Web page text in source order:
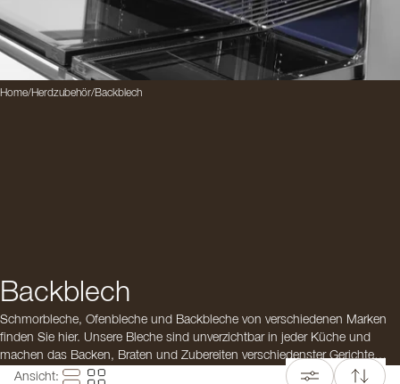
Home/Herdzubehör/Backblech
Backblech
Schmorbleche, Ofenbleche und Backbleche von verschiedenen Marken
finden Sie hier. Unsere Bleche sind unverzichtbar in jeder Küche und
machen das Backen, Braten und Zubereiten verschiedenster Gerichte
besonders einfach.
Ansicht: